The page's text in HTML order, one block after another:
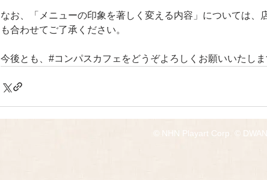
なお、「メニューの印象を著しく変える内容」については、
も合わせてご了承ください。
今後とも、#コンパスカフェをどうぞよろしくお願いいたしま
© NHN Playart Corp. ©